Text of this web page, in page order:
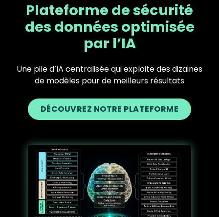
Plateforme de sécurité
des données optimisée
par l’IA
Une pile d’IA centralisée qui exploite des dizaines
de modèles pour de meilleurs résultats
DÉCOUVREZ NOTRE PLATEFORME